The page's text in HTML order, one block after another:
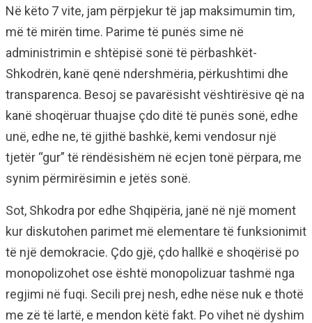
Në këto 7 vite, jam përpjekur të jap maksimumin tim,
më të mirën time. Parime të punës sime në
administrimin e shtëpisë sonë të përbashkët-
Shkodrën, kanë qenë ndershmëria, përkushtimi dhe
transparenca. Besoj se pavarësisht vështirësive që na
kanë shoqëruar thuajse çdo ditë të punës sonë, edhe
unë, edhe ne, të gjithë bashkë, kemi vendosur një
tjetër “gur” të rëndësishëm në ecjen tonë përpara, me
synim përmirësimin e jetës sonë.
Sot, Shkodra por edhe Shqipëria, janë në një moment
kur diskutohen parimet më elementare të funksionimit
të një demokracie. Çdo gjë, çdo hallkë e shoqërisë po
monopolizohet ose është monopolizuar tashmë nga
regjimi në fuqi. Secili prej nesh, edhe nëse nuk e thotë
me zë të lartë, e mendon këtë fakt. Po vihet në dyshim